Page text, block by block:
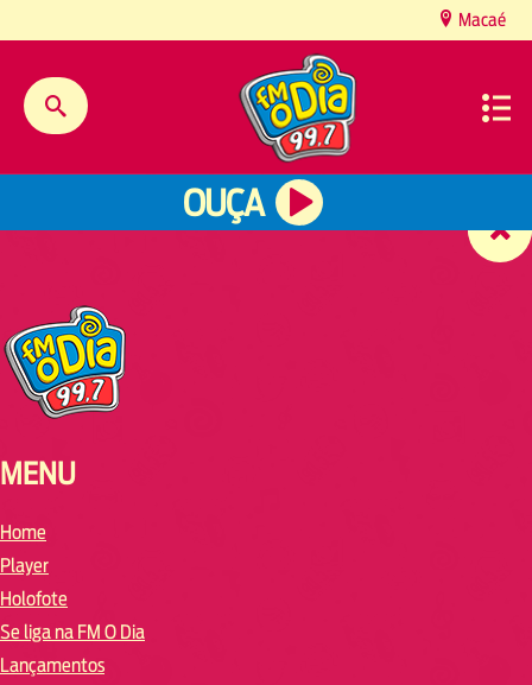
Macaé
OUÇA
MENU
Home
Player
Holofote
Se liga na FM O Dia
Lançamentos